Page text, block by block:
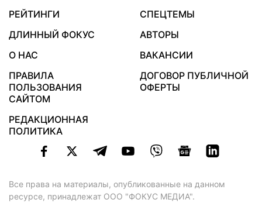
РЕЙТИНГИ
СПЕЦТЕМЫ
ДЛИННЫЙ ФОКУС
АВТОРЫ
О НАС
ВАКАНСИИ
ПРАВИЛА
ПОЛЬЗОВАНИЯ
САЙТОМ
ДОГОВОР ПУБЛИЧНОЙ
ОФЕРТЫ
РЕДАКЦИОННАЯ
ПОЛИТИКА
Все права на материалы, опубликованные на данном
ресурсе, принадлежат ООО "ФОКУС МЕДИА".